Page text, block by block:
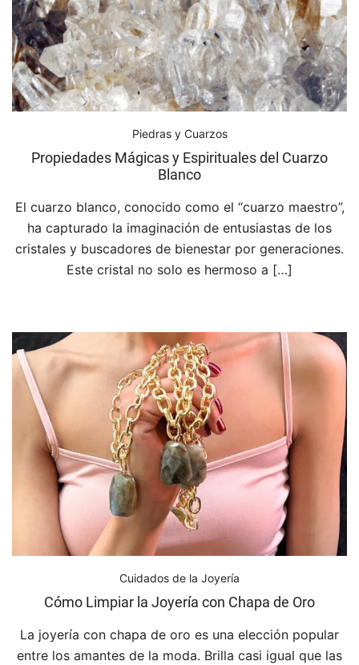
Piedras y Cuarzos
Propiedades Mágicas y Espirituales del Cuarzo
Blanco
El cuarzo blanco, conocido como el “cuarzo maestro”,
ha capturado la imaginación de entusiastas de los
cristales y buscadores de bienestar por generaciones.
Este cristal no solo es hermoso a […]
Cuidados de la Joyería
Cómo Limpiar la Joyería con Chapa de Oro
La joyería con chapa de oro es una elección popular
entre los amantes de la moda. Brilla casi igual que las